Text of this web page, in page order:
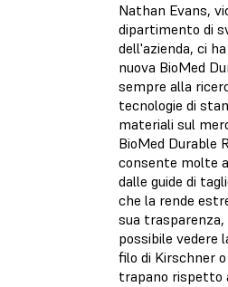
Nathan Evans,
dipartimento di
dell'azienda, ci
nuova BioMed
sempre alla
tecnologie di
materiali sul
BioMed Durable
consente molte
dalle guide di
che la rende
sua trasparenza,
possibile vedere
filo di Kirschner
trapano rispetto